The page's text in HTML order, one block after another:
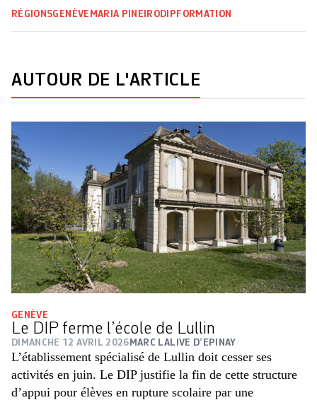
RÉGIONSGENÈVE MARIA PINEIRO DIP FORMATION
AUTOUR DE L'ARTICLE
GENÈVE
Le DIP ferme l’école de Lullin
DIMANCHE 12 AVRIL 2026 MARC LALIVE D’EPINAY
L’établissement spécialisé de Lullin doit cesser ses
activités en juin. Le DIP justifie la fin de cette structure
d’appui pour élèves en rupture scolaire par une